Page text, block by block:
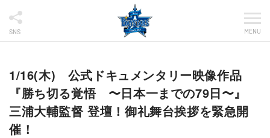
SNS MENU
1/16(木) 公式ドキュメンタリー映像作品
『勝ち切る覚悟 〜日本一までの79日〜』
三浦大輔監督 登壇！御礼舞台挨拶を緊急開
催！